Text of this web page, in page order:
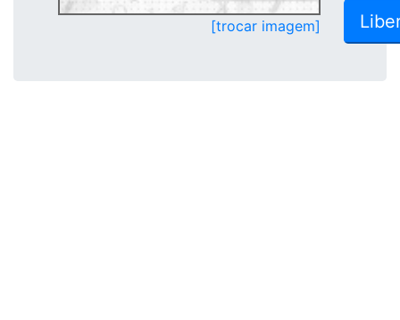
[trocar imagem]